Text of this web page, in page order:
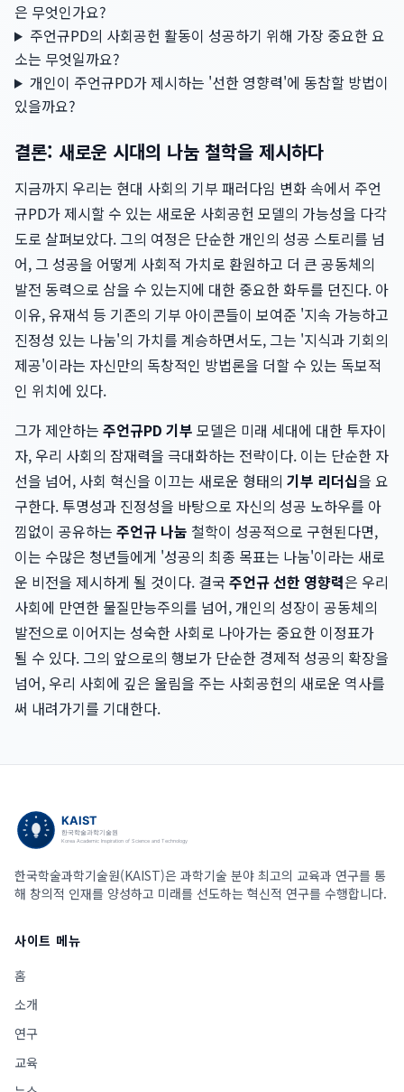
은 무엇인가요?
주언규PD의 사회공헌 활동이 성공하기 위해 가장 중요한 요
소는 무엇일까요?
개인이 주언규PD가 제시하는 '선한 영향력'에 동참할 방법이
있을까요?
결론: 새로운 시대의 나눔 철학을 제시하다
지금까지 우리는 현대 사회의 기부 패러다임 변화 속에서 주언
규PD가 제시할 수 있는 새로운 사회공헌 모델의 가능성을 다각
도로 살펴보았다. 그의 여정은 단순한 개인의 성공 스토리를 넘
어, 그 성공을 어떻게 사회적 가치로 환원하고 더 큰 공동체의
발전 동력으로 삼을 수 있는지에 대한 중요한 화두를 던진다. 아
이유, 유재석 등 기존의 기부 아이콘들이 보여준 '지속 가능하고
진정성 있는 나눔'의 가치를 계승하면서도, 그는 '지식과 기회의
제공'이라는 자신만의 독창적인 방법론을 더할 수 있는 독보적
인 위치에 있다.
그가 제안하는 주언규PD 기부 모델은 미래 세대에 대한 투자이
자, 우리 사회의 잠재력을 극대화하는 전략이다. 이는 단순한 자
선을 넘어, 사회 혁신을 이끄는 새로운 형태의 기부 리더십을 요
구한다. 투명성과 진정성을 바탕으로 자신의 성공 노하우를 아
낌없이 공유하는 주언규 나눔 철학이 성공적으로 구현된다면,
이는 수많은 청년들에게 '성공의 최종 목표는 나눔'이라는 새로
운 비전을 제시하게 될 것이다. 결국 주언규 선한 영향력은 우리
사회에 만연한 물질만능주의를 넘어, 개인의 성장이 공동체의
발전으로 이어지는 성숙한 사회로 나아가는 중요한 이정표가
될 수 있다. 그의 앞으로의 행보가 단순한 경제적 성공의 확장을
넘어, 우리 사회에 깊은 울림을 주는 사회공헌의 새로운 역사를
써 내려가기를 기대한다.
한국학술과학기술원(KAIST)은 과학기술 분야 최고의 교육과 연구를 통
해 창의적 인재를 양성하고 미래를 선도하는 혁신적 연구를 수행합니다.
사이트 메뉴
홈
소개
연구
교육